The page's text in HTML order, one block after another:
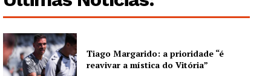
Tiago Margarido: a prioridade “é
reavivar a mística do Vitória”